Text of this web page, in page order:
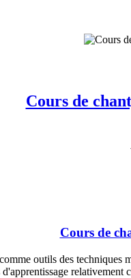
Cours de
Cours de
outils des techniques